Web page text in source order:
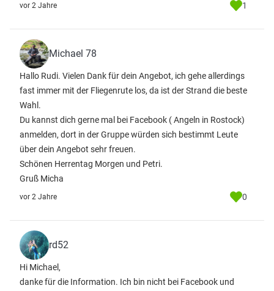
vor 2 Jahre 1
Michael 78
Hallo Rudi. Vielen Dank für dein Angebot, ich gehe allerdings
fast immer mit der Fliegenrute los, da ist der Strand die beste
Wahl.
Du kannst dich gerne mal bei Facebook ( Angeln in Rostock)
anmelden, dort in der Gruppe würden sich bestimmt Leute
über dein Angebot sehr freuen.
Schönen Herrentag Morgen und Petri.
Gruß Micha
vor 2 Jahre 0
rd52
Hi Michael,
danke für die Information. Ich bin nicht bei Facebook und